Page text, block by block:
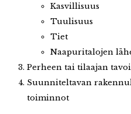
Kasvillisuus
Tuulisuus
Tiet
Naapuritalojen
Perheen tai tilaajan
Suunniteltavan
toiminnot